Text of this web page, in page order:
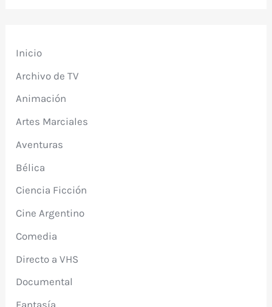
Inicio
Archivo de TV
Animación
Artes Marciales
Aventuras
Bélica
Ciencia Ficción
Cine Argentino
Comedia
Directo a VHS
Documental